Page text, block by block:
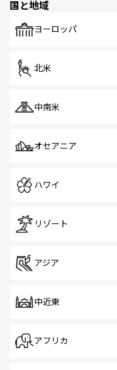
で、ホーカーズ
国と地域
ヨーロッパ
北米
中南米
オセアニア
ハワイ
リゾート
アジア
中近東
アフリカ